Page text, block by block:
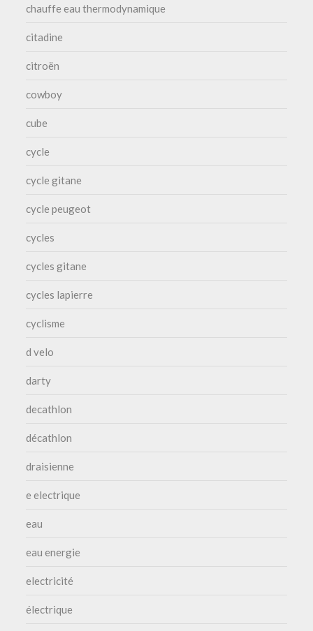
chauffe eau thermodynamique
citadine
citroën
cowboy
cube
cycle
cycle gitane
cycle peugeot
cycles
cycles gitane
cycles lapierre
cyclisme
d velo
darty
decathlon
décathlon
draisienne
e electrique
eau
eau energie
electricité
électrique